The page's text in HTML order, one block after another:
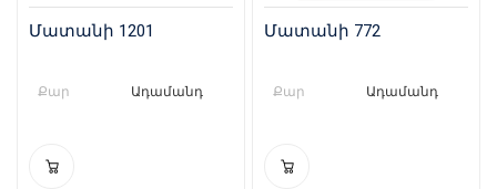
Մատանի 1201
Քար Ադամանդ
Մատանի 772
Քար Ադամանդ